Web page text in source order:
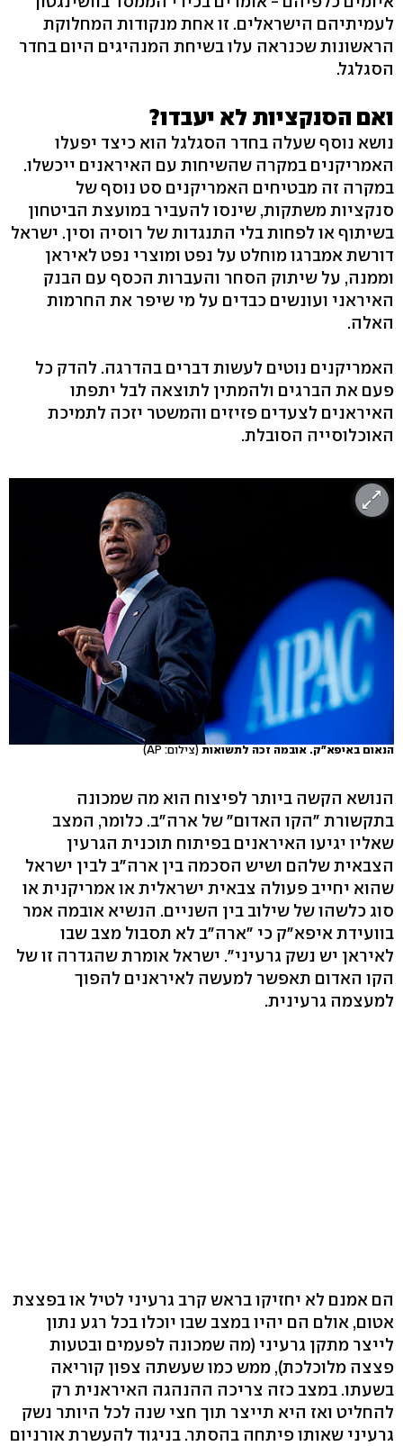
לעמיתיהם הישראלים. זו אחת מנקודות המחלוקת
הראשונות שכנראה עלו בשיחת המנהיגים היום בחדר
הסגלגל.
ואם הסנקציות לא יעבדו?
נושא נוסף שעלה בחדר הסגלגל הוא כיצד יפעלו
האמריקנים במקרה שהשיחות עם האיראנים ייכשלו.
במקרה זה מבטיחים האמריקנים סט נוסף של
סנקציות משתקות, שינסו להעביר במועצת הביטחון
בשיתוף או לפחות בלי התנגדות של רוסיה וסין. ישראל
דורשת אמברגו מוחלט על נפט ומוצרי נפט לאיראן
וממנה, על שיתוק הסחר והעברות הכסף עם הבנק
האיראני ועונשים כבדים על מי שיפר את החרמות
האלה.
האמריקנים נוטים לעשות דברים בהדרגה. להדק כל
פעם את הברגים ולהמתין לתוצאה לבל יתפתו
האיראנים לצעדים פזיזים והמשטר יזכה לתמיכת
האוכלוסייה הסובלת.
הנאום באיפא"ק. אובמה זכה לתשואות (צילום: AP)
הנושא הקשה ביותר לפיצוח הוא מה שמכונה
בתקשורת "הקו האדום" של ארה"ב. כלומר, המצב
שאליו יגיעו האיראנים בפיתוח תוכנית הגרעין
הצבאית שלהם ושיש הסכמה בין ארה"ב לבין ישראל
שהוא יחייב פעולה צבאית ישראלית או אמריקנית או
סוג כלשהו של שילוב בין השניים. הנשיא אובמה אמר
בוועידת איפא"ק כי "ארה"ב לא תסבול מצב שבו
לאיראן יש נשק גרעיני". ישראל אומרת שהגדרה זו של
הקו האדום תאפשר למעשה לאיראנים להפוך
למעצמה גרעינית.
הם אמנם לא יחזיקו בראש קרב גרעיני לטיל או בפצצת
אטום, אולם הם יהיו במצב שבו יוכלו בכל רגע נתון
לייצר מתקן גרעיני (מה שמכונה לפעמים ובטעות
פצצה מלוכלכת), ממש כמו שעשתה צפון קוריאה
בשעתו. במצב כזה צריכה ההנהגה האיראנית רק
להחליט ואז היא תייצר תוך חצי שנה לכל היותר נשק
גרעיני שאותו פיתחה בהסתר. בניגוד להעשרת אורניום